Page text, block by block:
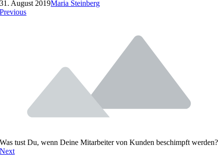
31. August 2019Maria Steinberg
Previous
Was tust Du, wenn Deine Mitarbeiter von Kunden beschimpft werden?
Next